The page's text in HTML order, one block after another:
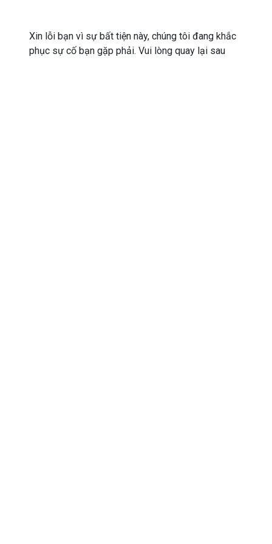
Xin lỗi bạn vì sự bất tiện này, chúng tôi đang khắc
phục sự cố bạn gặp phải. Vui lòng quay lại sau